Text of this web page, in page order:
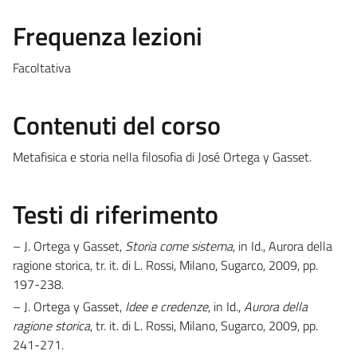
Frequenza lezioni
Facoltativa
Contenuti del corso
Metafisica e storia nella filosofia di José Ortega y Gasset.
Testi di riferimento
– J. Ortega y Gasset, Storia come sistema, in Id., Aurora della
ragione storica, tr. it. di L. Rossi, Milano, Sugarco, 2009, pp.
197-238.
– J. Ortega y Gasset, Idee e credenze, in Id.,Aurora della
ragione storica, tr. it. di L. Rossi, Milano, Sugarco, 2009, pp.
241-271.